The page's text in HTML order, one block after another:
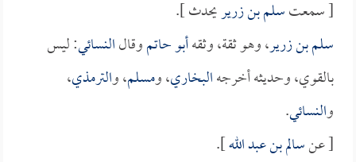
[ سمعتسلم بن زريريحدث ].
سلم بن زرير، وهو ثقة، وثقهأبو حاتموقالالنسائي: ليس
بالقوي، وحديثه أخرجهالبخاري، ومسلم، والترمذي،
والنسائي.
[ عنسالم بن عبد الله].